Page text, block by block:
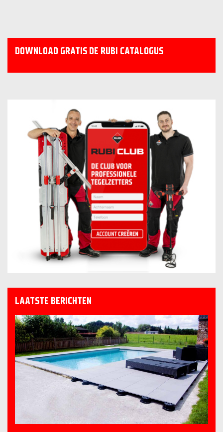
DOWNLOAD GRATIS DE RUBI CATALOGUS
LAATSTE BERICHTEN